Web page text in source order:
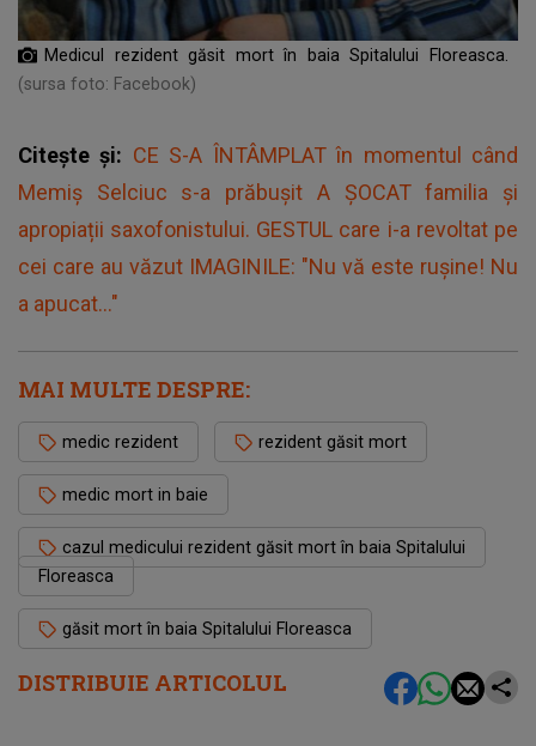
DISTRIBUIE ARTICOLUL
Medicul rezident găsit mort în baia Spitalului Floreasca.
(sursa foto: Facebook)
Citește și: CE S-A ÎNTÂMPLAT în momentul când
Memiș Selciuc s-a prăbușit A ȘOCAT familia și
apropiații saxofonistului. GESTUL care i-a revoltat pe
cei care au văzut IMAGINILE: "Nu vă este rușine! Nu
a apucat..."
MAI MULTE DESPRE:
medic rezident rezident găsit mort
medic mort in baie
cazul medicului rezident găsit mort în baia Spitalului
Floreasca
găsit mort în baia Spitalului Floreasca